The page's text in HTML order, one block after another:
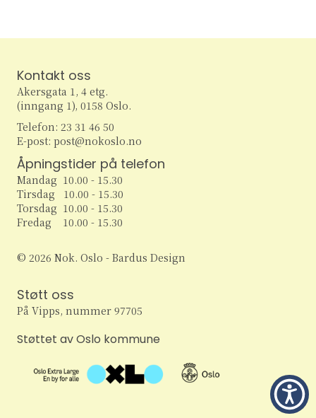
Kontakt oss
Akersgata 1, 4 etg.
(inngang 1), 0158 Oslo.
Telefon: 23 31 46 50
E-post: post@nokoslo.no
Åpningstider på telefon
Mandag 10.00 - 15.30
Tirsdag 10.00 - 15.30
Torsdag 10.00 - 15.30
Fredag 10.00 - 15.30
© 2026 Nok. Oslo - Bardus Design
Støtt oss
På Vipps, nummer 97705
Støttet av Oslo kommune